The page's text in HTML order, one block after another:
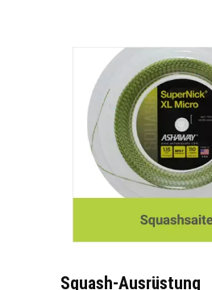
Squash-Ausrüstung